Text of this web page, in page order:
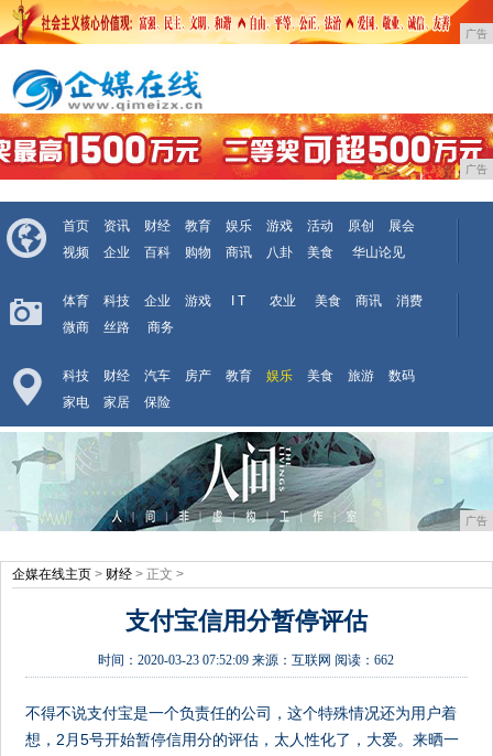
广告
广告
首页 资讯 财经 教育 娱乐 游戏 活动 原创
展会
视频
企业 百科 购物 商讯 八卦 美食 华山论见
体育 科技 企业 游戏 I T 农业 美食 商讯
消费
微商
丝路 商务
科技 财经 汽车 房产 教育 娱乐 美食 旅游
数码
家电
家居 保险
广告
企媒在线主页 > 财经 > 正文 >
支付宝信用分暂停评估
时间：2020-03-23 07:52:09 来源：互联网 阅读：662
不得不说支付宝是一个负责任的公司，这个特殊情况还为用户着
想，2月5号开始暂停信用分的评估，太人性化了，大爱。来晒一